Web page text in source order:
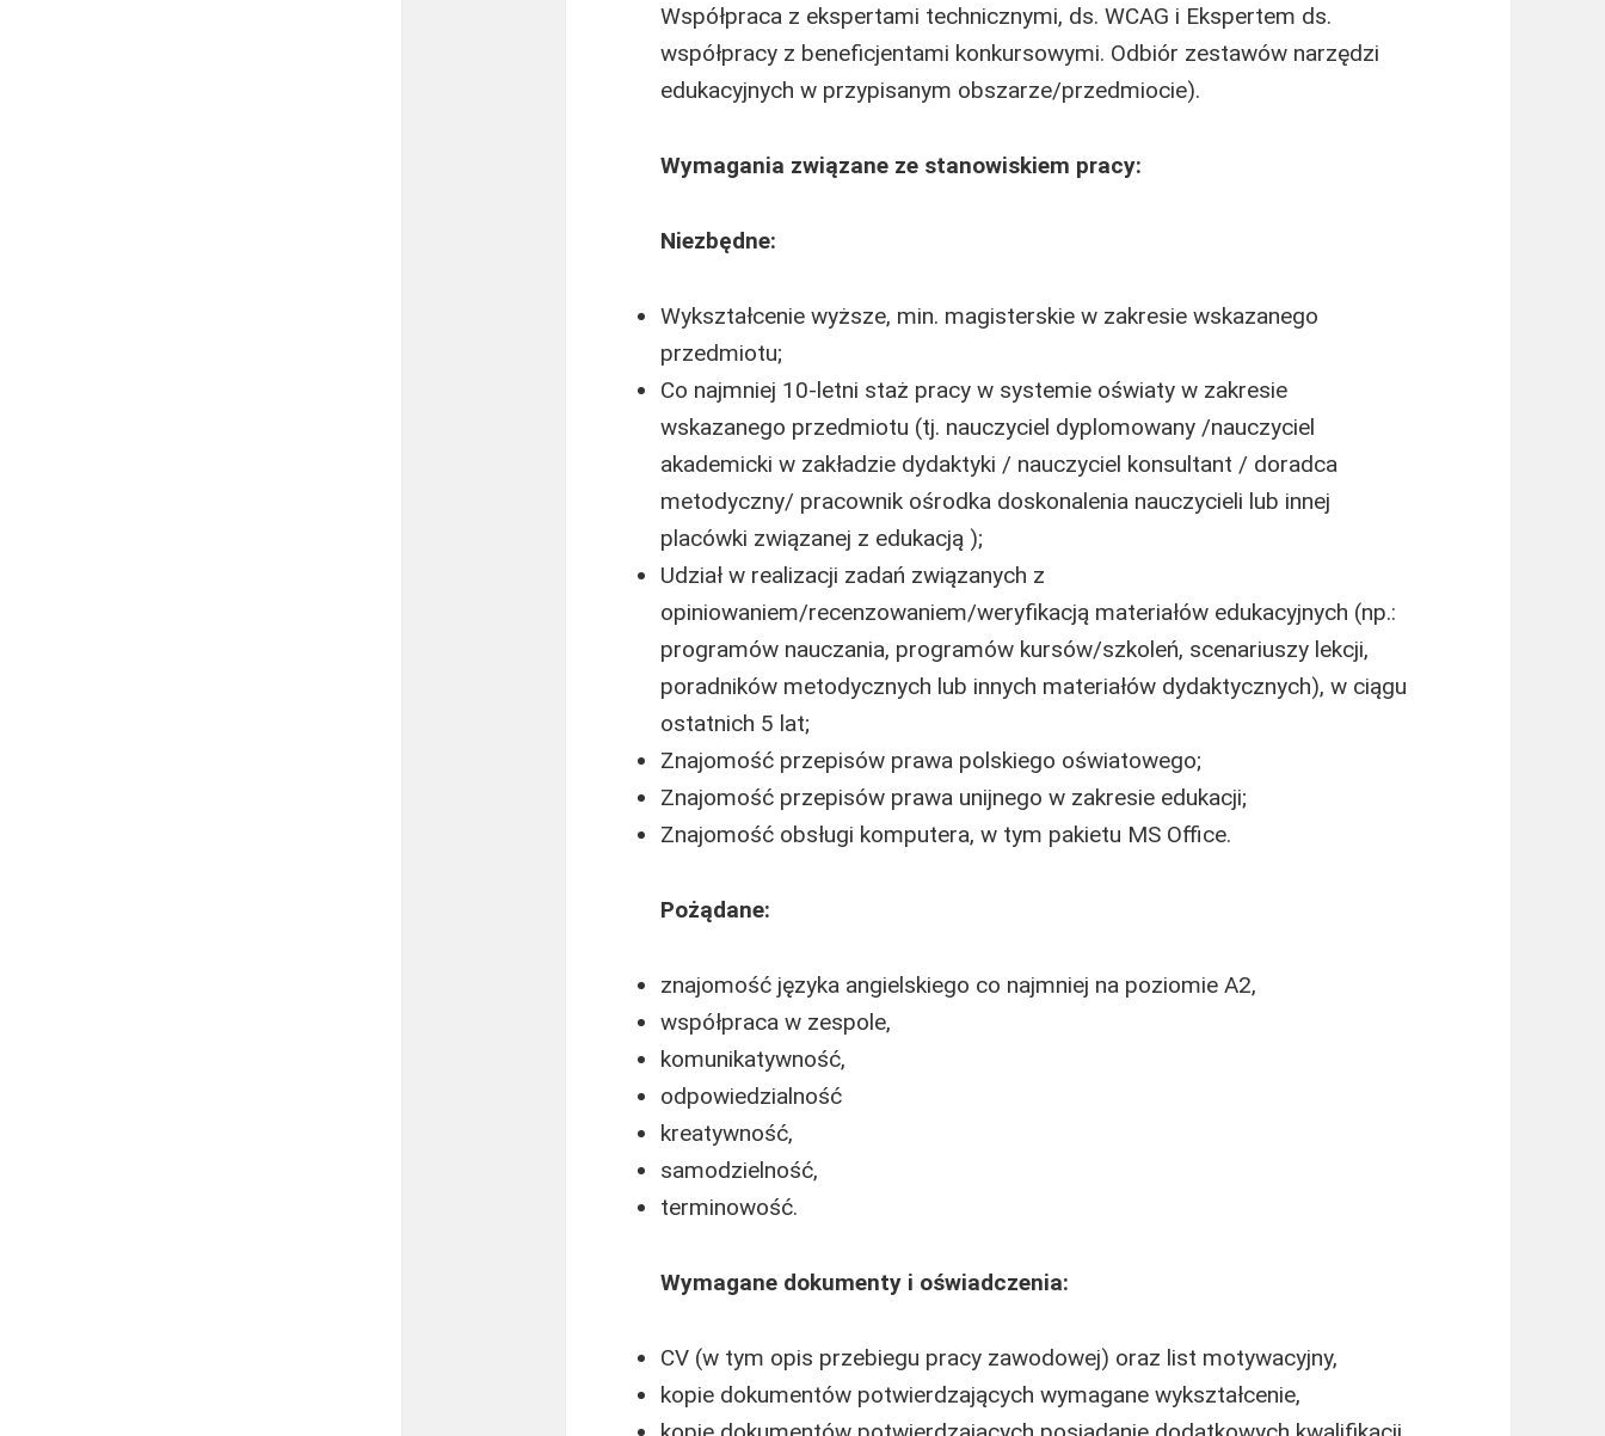
Współpraca z ekspertami technicznymi, ds. WCAG i Ekspertem ds.
współpracy z beneficjentami konkursowymi. Odbiór zestawów narzędzi
edukacyjnych w przypisanym obszarze/przedmiocie).
Wymagania związane ze stanowiskiem pracy:
Niezbędne:
Wykształcenie wyższe, min. magisterskie w zakresie wskazanego
przedmiotu;
Co najmniej 10-letni staż pracy w systemie oświaty w zakresie
wskazanego przedmiotu (tj. nauczyciel dyplomowany /nauczyciel
akademicki w zakładzie dydaktyki / nauczyciel konsultant / doradca
metodyczny/ pracownik ośrodka doskonalenia nauczycieli lub innej
placówki związanej z edukacją );
Udział w realizacji zadań związanych z
opiniowaniem/recenzowaniem/weryfikacją materiałów edukacyjnych (np.:
programów nauczania, programów kursów/szkoleń, scenariuszy lekcji,
poradników metodycznych lub innych materiałów dydaktycznych), w ciągu
ostatnich 5 lat;
Znajomość przepisów prawa polskiego oświatowego;
Znajomość przepisów prawa unijnego w zakresie edukacji;
Znajomość obsługi komputera, w tym pakietu MS Office.
Pożądane:
znajomość języka angielskiego co najmniej na poziomie A2,
współpraca w zespole,
komunikatywność,
odpowiedzialność
kreatywność,
samodzielność,
terminowość.
Wymagane dokumenty i oświadczenia:
CV (w tym opis przebiegu pracy zawodowej) oraz list motywacyjny,
kopie dokumentów potwierdzających wymagane wykształcenie,